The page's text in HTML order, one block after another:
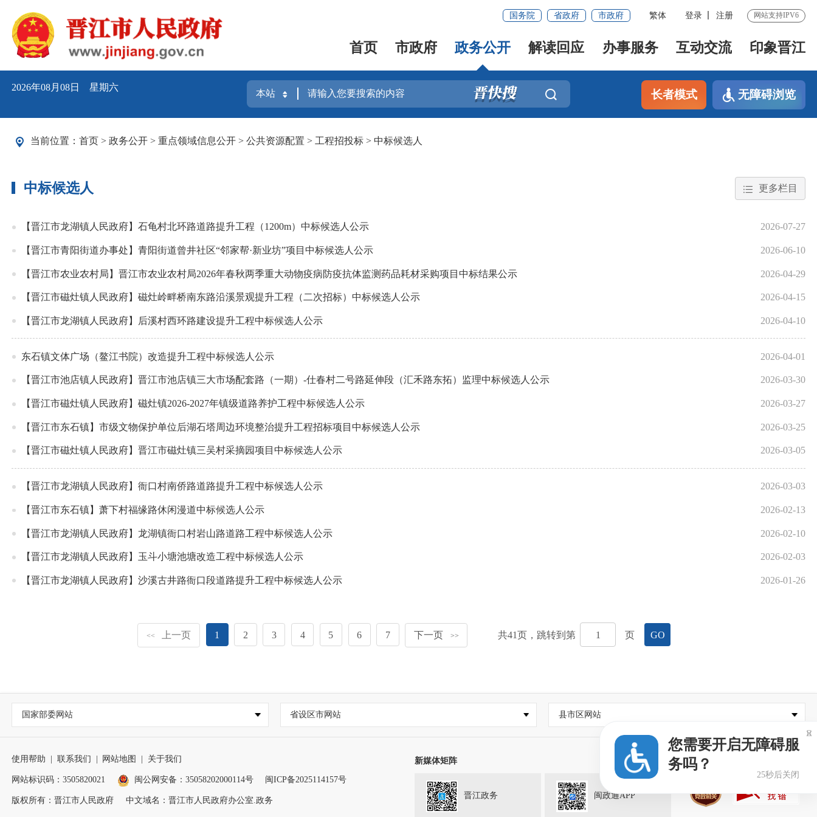
国务院 省政府 市政府 繁体 登录 注册 网站支持IPV6
首页 市政府 政务公开 解读回应 办事服务 互动交流 印象晋江
2026年08月08日 星期六
长者模式 无障碍浏览
当前位置： 首页 > 政务公开 > 重点领域信息公开 > 公共资源配置 > 工程招投标 > 中标候选人
中标候选人 更多栏目
【晋江市龙湖镇人民政府】石龟村北环路道路提升工程（1200m）中标候选人公示 2026-07-27
【晋江市青阳街道办事处】青阳街道曾井社区“邻家帮·新业坊”项目中标候选人公示 2026-06-10
【晋江市农业农村局】晋江市农业农村局2026年春秋两季重大动物疫病防疫抗体监测药品耗材采购项目中标结果公示 2026-04-29
【晋江市磁灶镇人民政府】磁灶岭畔桥南东路沿溪景观提升工程（二次招标）中标候选人公示 2026-04-15
【晋江市龙湖镇人民政府】后溪村西环路建设提升工程中标候选人公示 2026-04-10
东石镇文体广场（鳌江书院）改造提升工程中标候选人公示 2026-04-01
【晋江市池店镇人民政府】晋江市池店镇三大市场配套路（一期）-仕春村二号路延伸段（汇禾路东拓）监理中标候选人公示 2026-03-30
【晋江市磁灶镇人民政府】磁灶镇2026-2027年镇级道路养护工程中标候选人公示 2026-03-27
【晋江市东石镇】市级文物保护单位后湖石塔周边环境整治提升工程招标项目中标候选人公示 2026-03-25
【晋江市磁灶镇人民政府】晋江市磁灶镇三吴村采摘园项目中标候选人公示 2026-03-05
【晋江市龙湖镇人民政府】衙口村南侨路道路提升工程中标候选人公示 2026-03-03
【晋江市东石镇】萧下村福缘路休闲漫道中标候选人公示 2026-02-13
【晋江市龙湖镇人民政府】龙湖镇衙口村岩山路道路工程中标候选人公示 2026-02-10
【晋江市龙湖镇人民政府】玉斗小塘池塘改造工程中标候选人公示 2026-02-03
【晋江市龙湖镇人民政府】沙溪古井路衙口段道路提升工程中标候选人公示 2026-01-26
<< 上一页 1 2 3 4 5 6 7 下一页 >> 共41页，跳转到第 页 GO
国家部委网站 省设区市网站 县市区网站
使用帮助 联系我们 网站地图 关于我们
网站标识码：3505820021 闽公网安备：35058202000114号 闽ICP备2025114157号
版权所有：晋江市人民政府 中文域名：晋江市人民政府办公室.政务
新媒体矩阵
晋江政务 闽政通APP
您需要开启无障碍服
务吗？
25秒后关闭
